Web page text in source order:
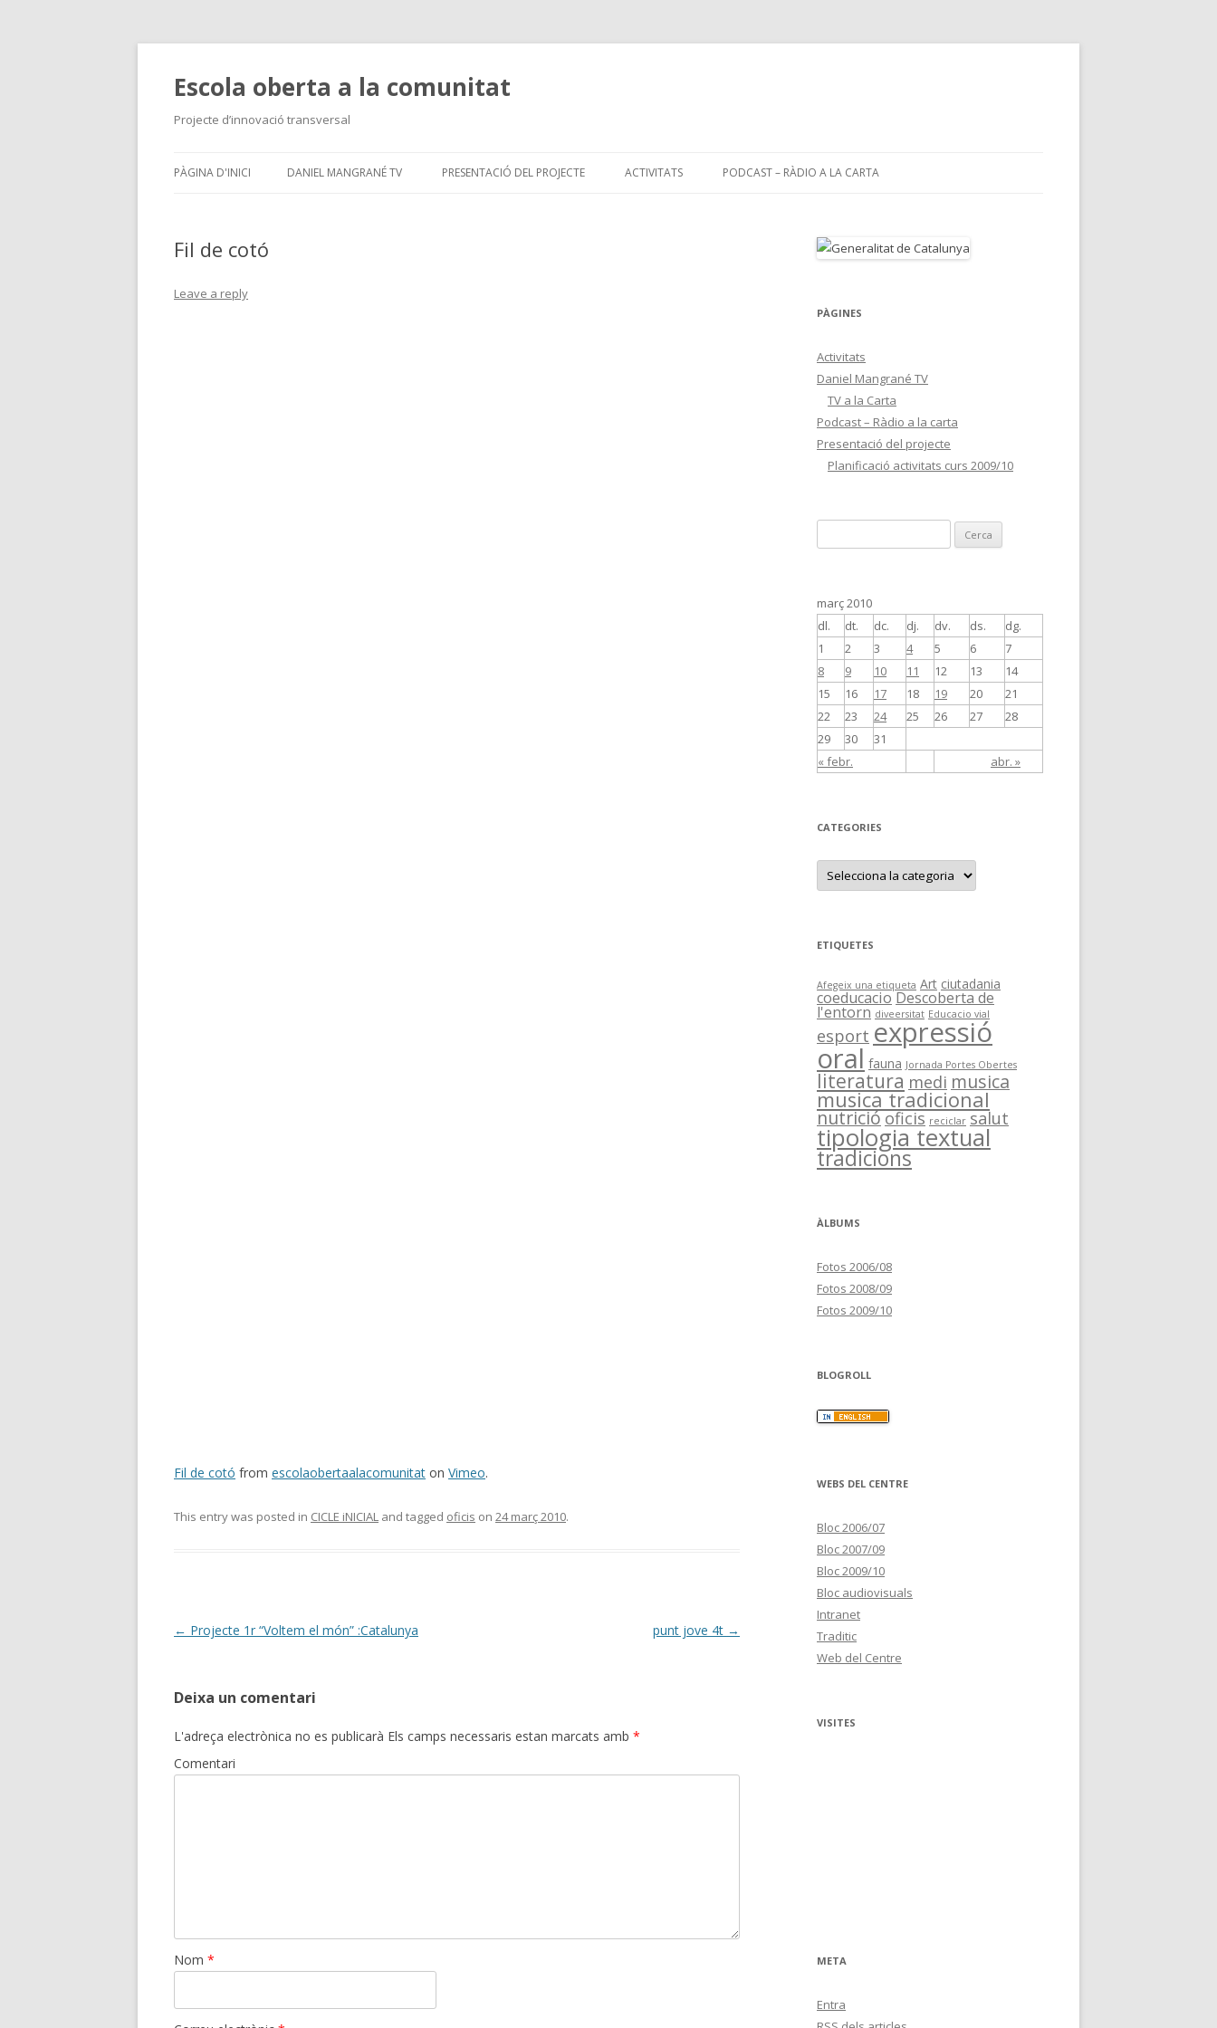
Escola oberta a la comunitat
Projecte d’innovació transversal
PÀGINA D'INICI DANIEL MANGRANÉ TV PRESENTACIÓ DEL PROJECTE ACTIVITATS PODCAST – RÀDIO A LA CARTA
Fil de cotó
Leave a reply
Fil de cotó from escolaobertaalacomunitat on Vimeo.
This entry was posted in CICLE iNICIAL and tagged oficis on 24 març 2010.
Post
← Projecte 1r “Voltem el món” :Catalunya punt jove 4t →
Deixa un comentari
L'adreça electrònica no es publicarà Els camps necessaris estan marcats amb *
Comentari
Nom *
PÀGINES
Activitats
Daniel Mangrané TV
TV a la Carta
Podcast – Ràdio a la carta
Presentació del projecte
Planificació activitats curs 2009/10
e
a
:
març 2010
dl.
dt. dc. dj. dv. ds. dg.
« febr. abr. »
1 2 3 4 5 6
7
8
9 10 11 12 13
14
15
16 17 18 19 20
21
22
23 24 25 26 27
28
29
30 31
CATEGORIES
C
t
r
i
s
ETIQUETES
Afegeix una etiqueta Art ciutadania
coeducacio Descoberta de
l'entorn diveersitat Educacio vial
esport expressió
oral fauna Jornada Portes Obertes
literatura medi musica
musica tradicional
nutricióoficis reciclar salut
tipologia textual
tradicions
ÀLBUMS
Fotos 2006/08
Fotos 2008/09
Fotos 2009/10
BLOGROLL
WEBS DEL CENTRE
Bloc 2006/07
Bloc 2007/09
Bloc 2009/10
Bloc audiovisuals
Intranet
Traditic
Web del Centre
VISITES
META
Entra